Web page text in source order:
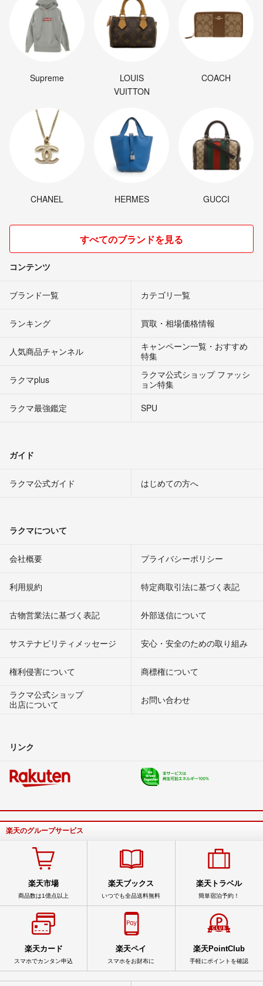
Supreme
LOUIS
VUITTON
COACH
CHANEL HERMES GUCCI
すべてのブランドを見る
コンテンツ
ブランド一覧 カテゴリ一覧
ランキング 買取・相場価格情報
人気商品チャンネル
キャンペーン一覧・おすすめ
特集
ラクマplus
ラクマ公式ショップ ファッシ
ョン特集
ラクマ最強鑑定
SPU
ガイド
ラクマ公式ガイド はじめての方へ
ラクマについて
会社概要 プライバシーポリシー
利用規約 特定商取引法に基づく表記
古物営業法に基づく表記 外部送信について
サステナビリティメッセージ 安心・安全のための取り組み
権利侵害について
商標権について
ラクマ公式ショップ
出店について
お問い合わせ
リンク
楽天のグループサービス
楽天市場
商品数は1億点以上
楽天ブックス
いつでも全品送料無料
楽天トラベル
簡単宿泊予約！
楽天カード
スマホでカンタン申込
楽天ペイ
スマホをお財布に
楽天PointClub
手軽にポイントを確認